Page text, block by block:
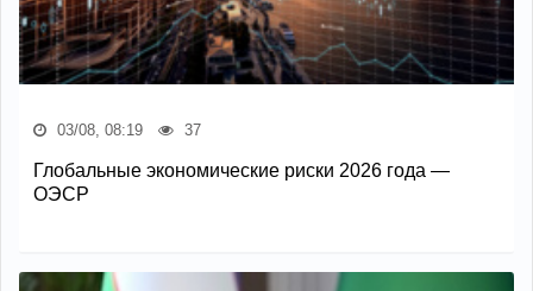
03/08, 08:19 37
Глобальные экономические риски 2026 года —
ОЭСР